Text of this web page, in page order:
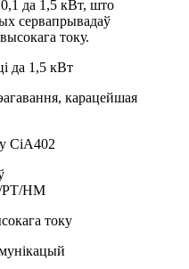
0,1 да 1,5 кВт, што
сервапрывадаў
току.
да 1,5 кВт
карацейшая
CiA402
PT/HM
току